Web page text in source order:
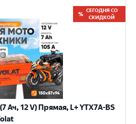
СЕГОДНЯ СО
СКИДКОЙ
Ач, 12 V) Прямая, L+ YTX7A-BS